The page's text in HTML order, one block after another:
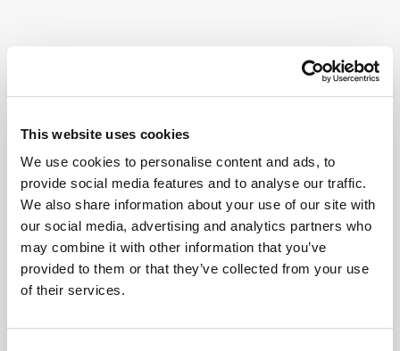
This website uses cookies
We use cookies to personalise content and ads, to
provide social media features and to analyse our traffic.
We also share information about your use of our site with
our social media, advertising and analytics partners who
may combine it with other information that you’ve
provided to them or that they’ve collected from your use
of their services.